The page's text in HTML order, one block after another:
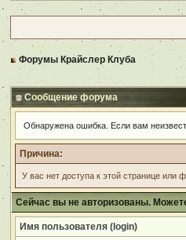
Форумы Крайслер Клуба
Сообщение форума
Обнаружена ошибка. Если вам
Причина:
У вас нет доступа к этой странице или
Сейчас вы не авторизованы.
Имя пользователя (login)